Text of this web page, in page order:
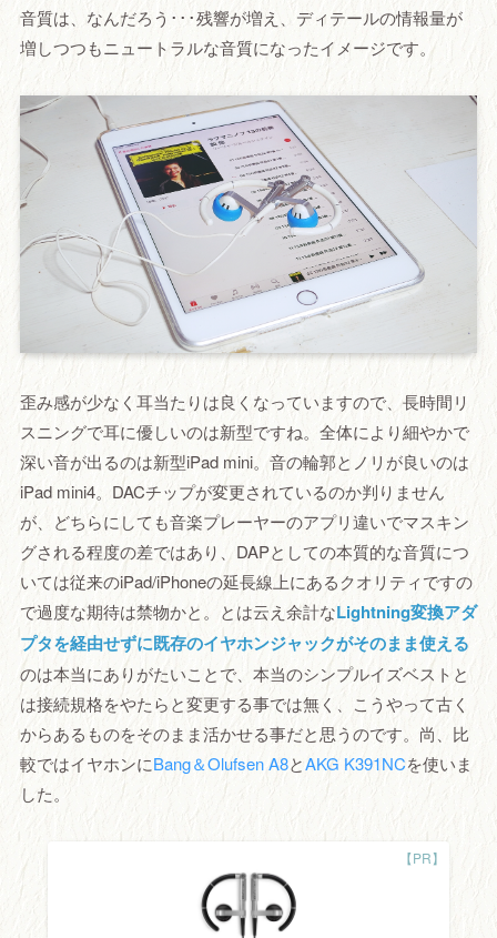
音質は、なんだろう･･･残響が増え、ディテールの情報量が
増しつつもニュートラルな音質になったイメージです。
歪み感が少なく耳当たりは良くなっていますので、長時間リ
スニングで耳に優しいのは新型ですね。全体により細やかで
深い音が出るのは新型iPad mini。音の輪郭とノリが良いのは
iPad mini4。DACチップが変更されているのか判りません
が、どちらにしても音楽プレーヤーのアプリ違いでマスキン
グされる程度の差ではあり、DAPとしての本質的な音質につ
いては従来のiPad/iPhoneの延長線上にあるクオリティですの
で過度な期待は禁物かと。とは云え余計なLightning変換アダ
プタを経由せずに既存のイヤホンジャックがそのまま使える
のは本当にありがたいことで、本当のシンプルイズベストと
は接続規格をやたらと変更する事では無く、こうやって古く
からあるものをそのまま活かせる事だと思うのです。尚、比
較ではイヤホンにBang＆Olufsen A8とAKG K391NCを使いま
した。